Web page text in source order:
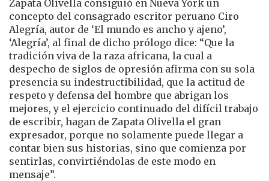
Zapata Olivella consiguió en Nueva York un
concepto del consagrado escritor peruano Ciro
Alegría, autor de ‘El mundo es ancho y ajeno’,
‘Alegría’, al final de dicho prólogo dice: “Que la
tradición viva de la raza africana, la cual a
despecho de siglos de opresión afirma con su sola
presencia su indestructibilidad, que la actitud de
respeto y defensa del hombre que abrigan los
mejores, y el ejercicio continuado del difícil trabajo
de escribir, hagan de Zapata Olivella el gran
expresador, porque no solamente puede llegar a
contar bien sus historias, sino que comienza por
sentirlas, convirtiéndolas de este modo en
mensaje”.